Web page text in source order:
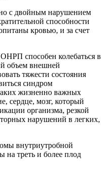
с двойным нарушением
способности
кровью, и за счет
способен колебаться в
объем внешней
тяжести состояния
синдром
жизненно важных
сердце, мозг, который
организма, резкой
нарушений в легких,
внутриутробной
на треть и более плод